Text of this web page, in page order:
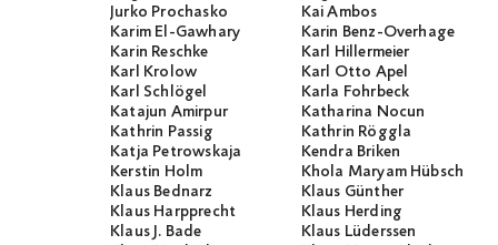
Jurko Prochasko
Kai Ambos
Karim El-Gawhary
Karin Benz-Overhage
Karin Reschke
Karl Hillermeier
Karl Krolow
Karl Otto Apel
Karl Schlögel
Karla Fohrbeck
Katajun Amirpur
Katharina Nocun
Kathrin Passig
Kathrin Röggla
Katja Petrowskaja
Kendra Briken
Kerstin Holm
Khola Maryam Hübsch
Klaus Bednarz
Klaus Günther
Klaus Harpprecht
Klaus Herding
Klaus J. Bade
Klaus Lüderssen